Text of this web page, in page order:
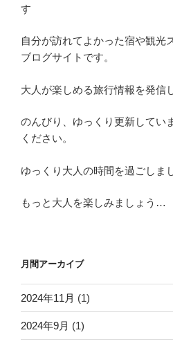
す
自分が訪れてよかった宿や観光
ブログサイトです。
大人が楽しめる旅行情報を発信
のんびり、ゆっくり更新してい
ください。
ゆっくり大人の時間を過ごしま
もっと大人を楽しみましょう…
月間アーカイブ
2024年11月 (1)
2024年9月 (1)